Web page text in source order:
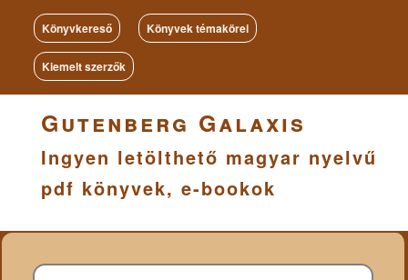
Könyvkereső Könyvek témakörei
Kiemelt szerzők
Gutenberg Galaxis
Ingyen letölthető magyar nyelvű
pdf könyvek, e-bookok